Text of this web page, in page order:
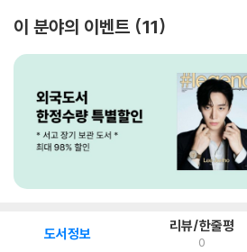
이 분야의 이벤트 11
도서정보 리뷰/한줄평
0